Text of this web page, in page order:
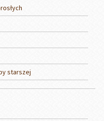
starszej